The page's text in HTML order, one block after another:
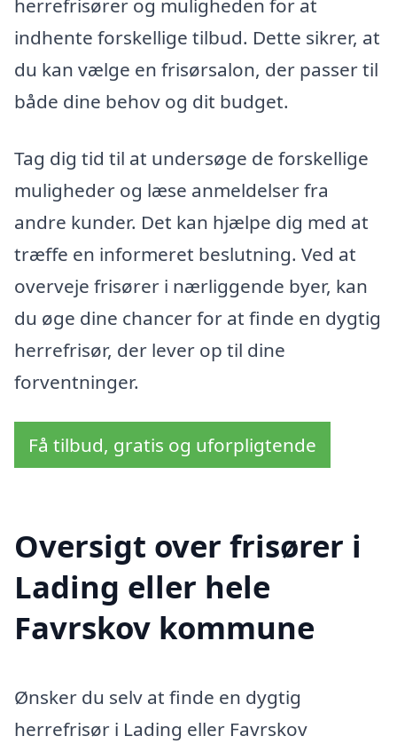
herrefrisører og muligheden for at
indhente forskellige tilbud. Dette sikrer, at
du kan vælge en frisørsalon, der passer til
både dine behov og dit budget.
Tag dig tid til at undersøge de forskellige
muligheder og læse anmeldelser fra
andre kunder. Det kan hjælpe dig med at
træffe en informeret beslutning. Ved at
overveje frisører i nærliggende byer, kan
du øge dine chancer for at finde en dygtig
herrefrisør, der lever op til dine
forventninger.
Få tilbud, gratis og uforpligtende
Oversigt over frisører i
Lading eller hele
Favrskov kommune
Ønsker du selv at finde en dygtig
herrefrisør i Lading eller Favrskov